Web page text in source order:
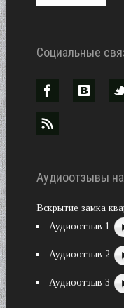
Социальные
Аудиоотзывы
Вскрытие замка
Аудиоотзыв 1
Аудиоотзыв 2
Аудиоотзыв 3